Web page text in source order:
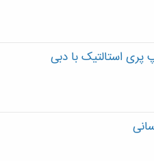
استالتیک با دبی